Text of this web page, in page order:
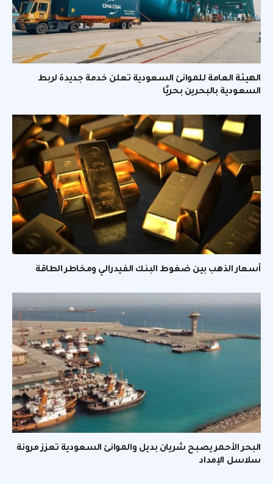
الهيئة العامة للموانئ السعودية تعلن خدمة جديدة لربط
السعودية بالبحرين بحريًا
أسعار الذهب بين ضغوط البنك الفيدرالي ومخاطر الطاقة
البحر الأحمر يصبح شريان بديل والموانئ السعودية تعزز مرونة
سلاسل الإمداد